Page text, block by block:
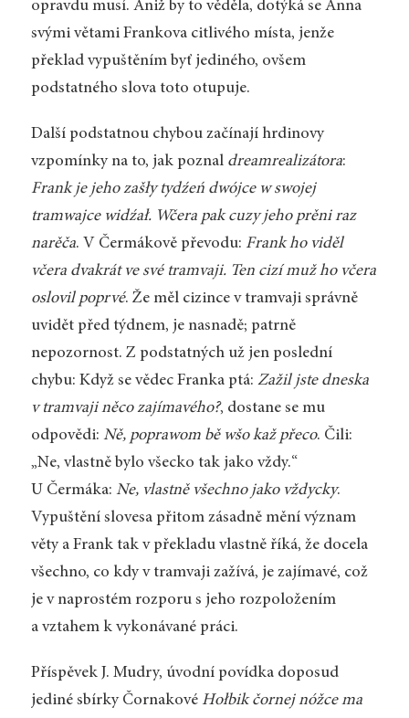
opravdu musí. Aniž by to věděla, dotýká se Anna
svými větami Frankova citlivého místa, jenže
překlad vypuštěním byť jediného, ovšem
podstatného slova toto otupuje.
Další podstatnou chybou začínají hrdinovy
vzpomínky na to, jak poznal dreamrealizátora:
Frank je jeho zašły tydźeń dwójce w swojej
tramwajce widźał. Wčera pak cuzy jeho prěni raz
narěča. V Čermákově převodu: Frank ho viděl
včera dvakrát ve své tramvaji. Ten cizí muž ho včera
oslovil poprvé. Že měl cizince v tramvaji správně
uvidět před týdnem, je nasnadě; patrně
nepozornost. Z podstatných už jen poslední
chybu: Když se vědec Franka ptá: Zažil jste dneska
v tramvaji něco zajímavého?, dostane se mu
odpovědi: Ně, poprawom bě wšo kaž přeco. Čili:
„Ne, vlastně bylo všecko tak jako vždy.“
U Čermáka: Ne, vlastně všechno jako vždycky.
Vypuštění slovesa přitom zásadně mění význam
věty a Frank tak v překladu vlastně říká, že docela
všechno, co kdy v tramvaji zažívá, je zajímavé, což
je v naprostém rozporu s jeho rozpoložením
a vztahem k vykonávané práci.
Příspěvek J. Mudry, úvodní povídka doposud
jediné sbírky Čornakové Hołbik čornej nóžce ma